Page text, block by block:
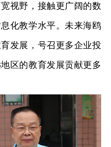
视野，接触更广阔的数
化教学水平。未来海鸥
发展，号召更多企业投
区的教育发展贡献更多